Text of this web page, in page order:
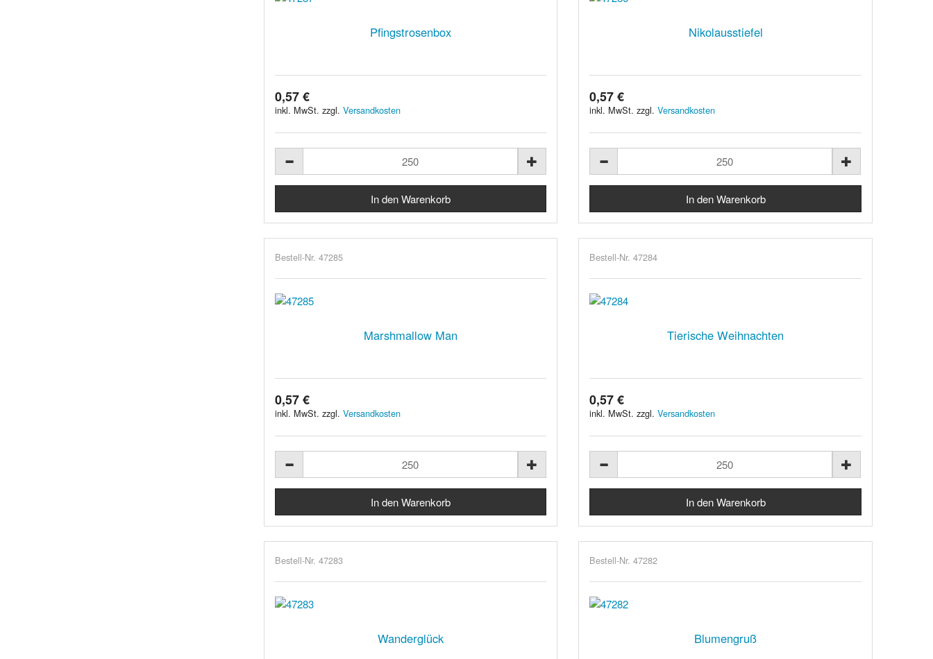
Pfingstrosenbox
0,57 €
inkl. MwSt. zzgl. Versandkosten
Nikolausstiefel
0,57 €
inkl. MwSt. zzgl.Versandkosten
Bestell-Nr. 47285
Marshmallow Man
0,57 €
inkl. MwSt. zzgl. Versandkosten
Bestell-Nr. 47284
Tierische Weihnachten
0,57 €
inkl. MwSt. zzgl.Versandkosten
Bestell-Nr. 47283
Wanderglück
Bestell-Nr. 47282
Blumengruß